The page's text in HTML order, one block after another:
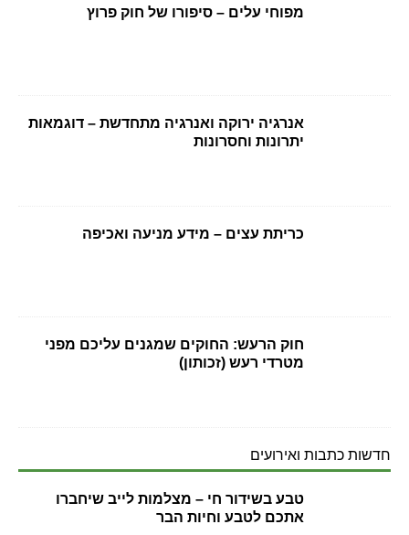
מפוחי עלים – סיפורו של חוק פרוץ
אנרגיה ירוקה ואנרגיה מתחדשת – דוגמאות
יתרונות וחסרונות
כריתת עצים – מידע מניעה ואכיפה
חוק הרעש: החוקים שמגנים עליכם מפני
מטרדי רעש (זכותון)
חדשות כתבות ואירועים
טבע בשידור חי – מצלמות לייב שיחברו
אתכם לטבע וחיות הבר